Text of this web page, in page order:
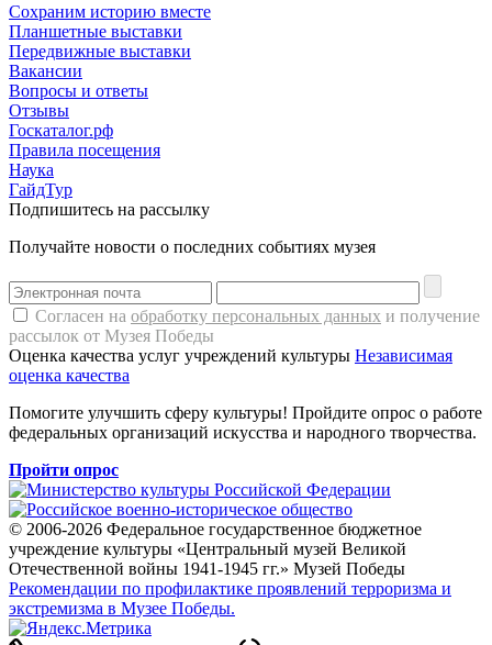
Сохраним историю вместе
Планшетные выставки
Передвижные выставки
Вакансии
Вопросы и ответы
Отзывы
Госкаталог.рф
Правила посещения
Наука
ГайдТур
Подпишитесь на рассылку
Получайте новости о последних событиях музея
Согласен на обработку персональных данных и получение
рассылок от Музея Победы
Оценка качества услуг учреждений культуры Независимая
оценка качества
Помогите улучшить сферу культуры! Пройдите опрос о работе
федеральных организаций искусства и народного творчества.
Пройти опрос
© 2006-2026 Федеральное государственное бюджетное
учреждение культуры «Центральный музей Великой
Отечественной войны 1941-1945 гг.» Музей Победы
Рекомендации по профилактике проявлений терроризма и
экстремизма в Музее Победы.